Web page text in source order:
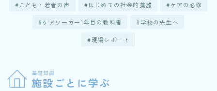
こども・若者の声 はじめての社会的養護 ケアの必修
ケアワーカー1年目の教科書 学校の先生へ
現場レポート
基礎知識
施設ごとに学ぶ